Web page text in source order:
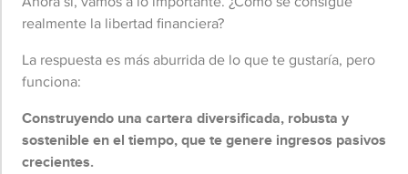
realmente la libertad financiera?
La respuesta es más aburrida de lo que te gustaría, pero
funciona:
Construyendo una cartera diversificada, robusta y
sostenible en el tiempo, que te genere ingresos pasivos
crecientes.